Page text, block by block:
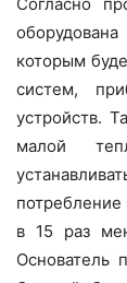
которым
систем,
устройств.
малой
в 15 раз
Основатель